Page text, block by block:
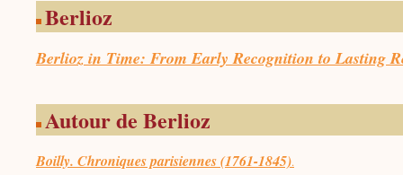
Berlioz
Berlioz in Time: From Early Recognition to Lasting
Autour de Berlioz
Boilly. Chroniques parisiennes (1761-1845).